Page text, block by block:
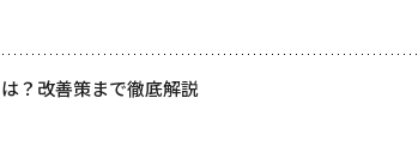
？改善策まで徹底解説